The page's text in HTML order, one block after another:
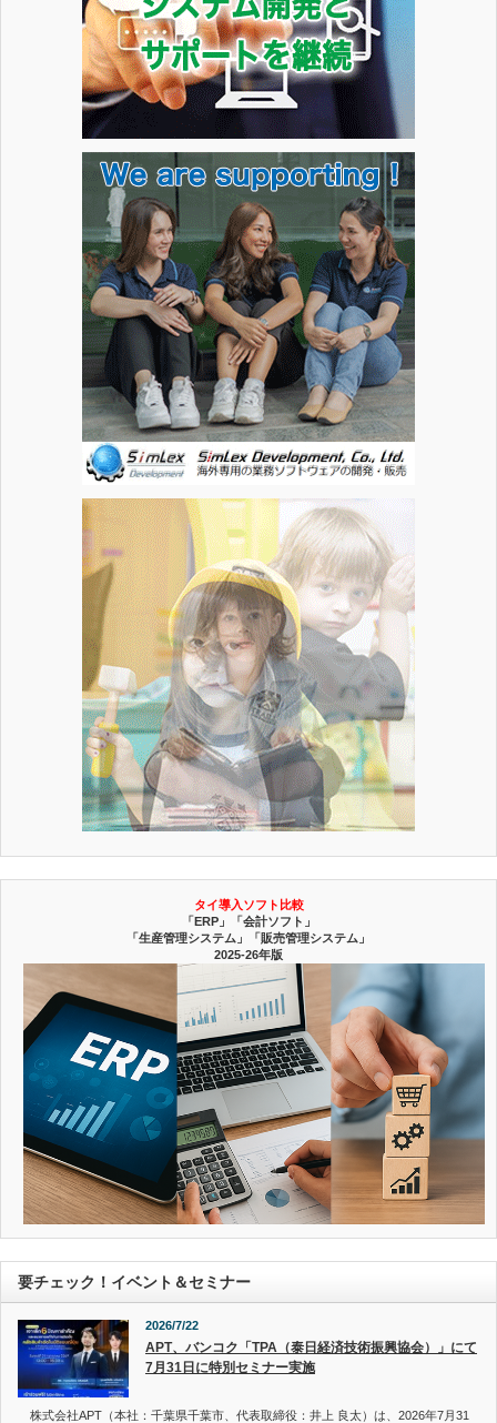
タイ導入ソフト比較
「ERP」「会計ソフト」
「生産管理システム」「販売管理システム」
2025-26年版
要チェック！イベント＆セミナー
2026/7/22
APT、バンコク「TPA（泰日経済技術振興協会）」にて
7月31日に特別セミナー実施
株式会社APT（本社：千葉県千葉市、代表取締役：井上 良太）は、2026年7月31